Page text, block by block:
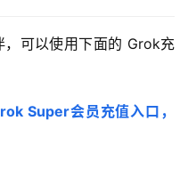
可以使用下面的 Grok充
Super会员充值入口，